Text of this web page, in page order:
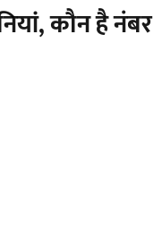
कौन है नंबर